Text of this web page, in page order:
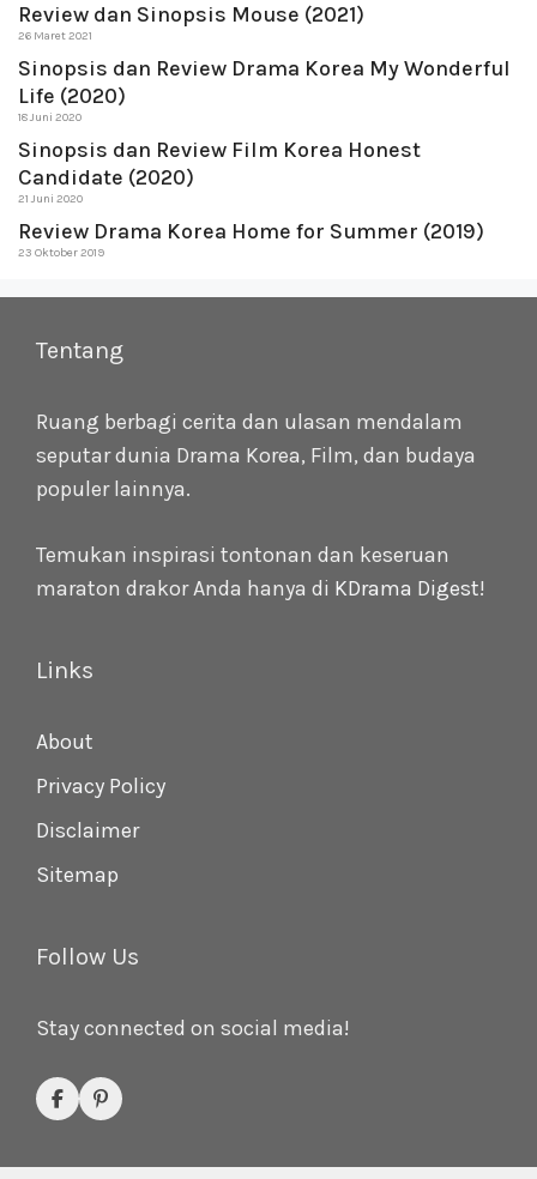
Review dan Sinopsis Mouse (2021)
26 Maret 2021
Sinopsis dan Review Drama Korea My Wonderful
Life (2020)
18 Juni 2020
Sinopsis dan Review Film Korea Honest
Candidate (2020)
21 Juni 2020
Review Drama Korea Home for Summer (2019)
23 Oktober 2019
Tentang
Ruang berbagi cerita dan ulasan mendalam
seputar dunia Drama Korea, Film, dan budaya
populer lainnya.
Temukan inspirasi tontonan dan keseruan
maraton drakor Anda hanya di KDrama Digest!
Links
About
Privacy Policy
Disclaimer
Sitemap
Follow Us
Stay connected on social media!